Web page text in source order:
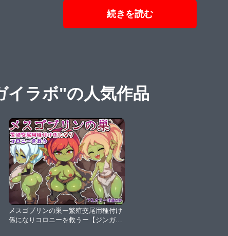
続きを読む
イラボ"の人気作品
メスゴブリンの巣ー繁殖交尾用種付け
係になりコロニーを救うー【ジンガイ